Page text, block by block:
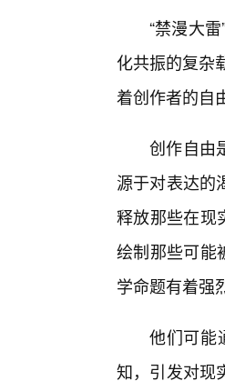
“禁漫大
化共振的复杂
着创作者的自
创作自由
源于对表达的
释放那些在现
绘制那些可能
学命题有着强
他们可能
知，引发对现